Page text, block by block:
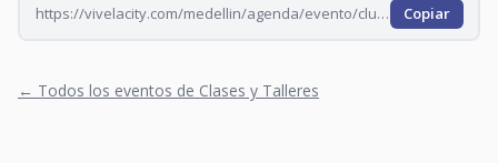
https://vivelacity.com/medellin/agenda/evento/club-de-lectura-para-adultos-entre-lineas-2026-08-26 Copiar
← Todos los eventos de Clases y Talleres